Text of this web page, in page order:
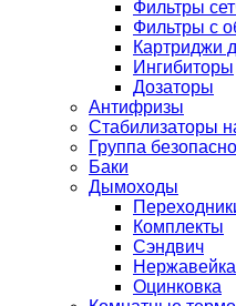
Фильтры
Фильтры с
Картриджи
Ингибиторы
Дозаторы
Антифризы
Стабилизаторы
Группа
Баки
Дымоходы
Комплекты
Сэндвич
Нержавейка
Оцинковка